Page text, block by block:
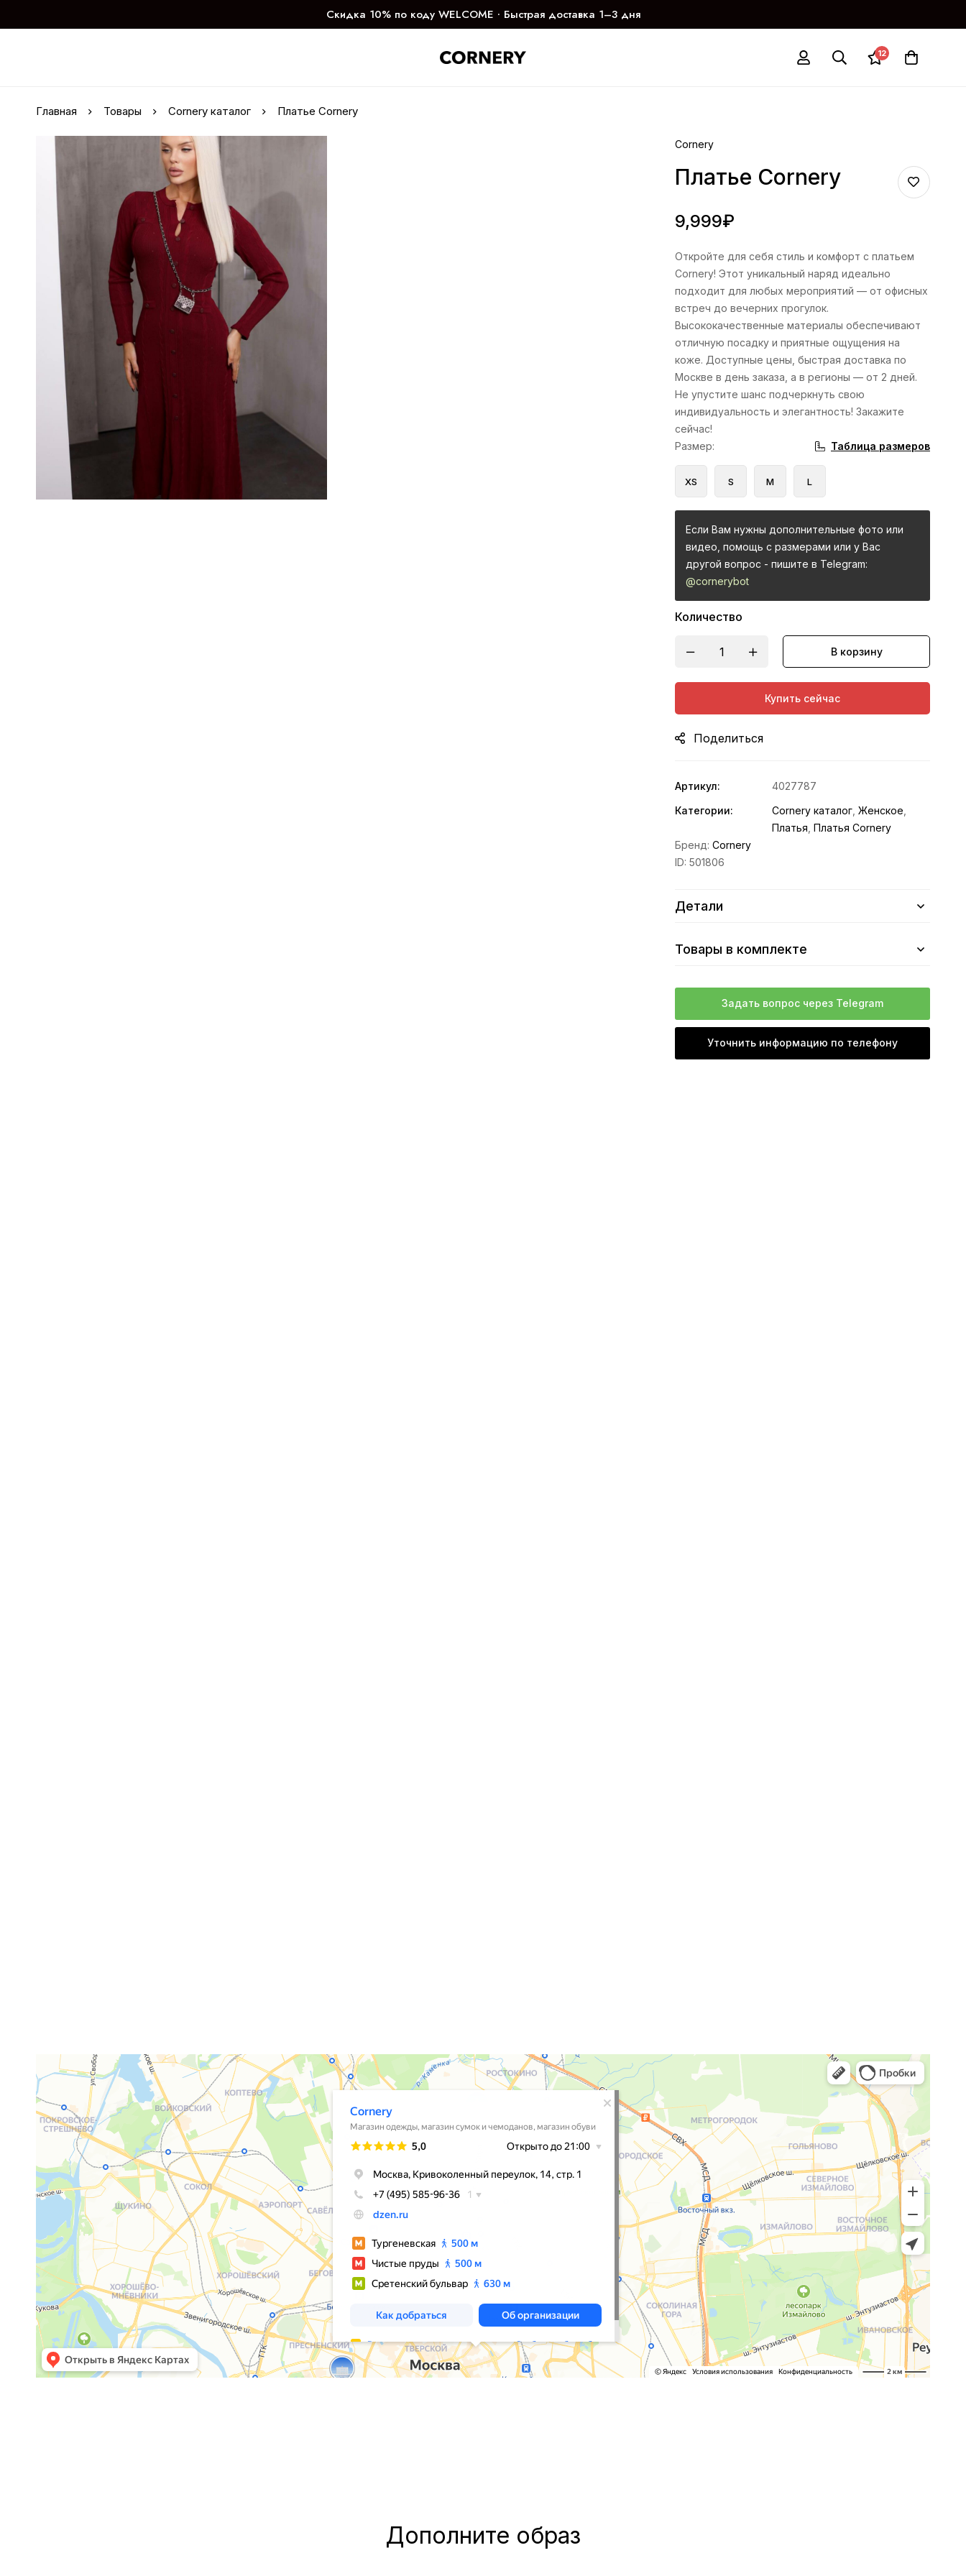
Скидка 10% по коду WELCOME ∙ Быстрая доставка 1–3 дня
12
Главная Товары Cornery каталог Платье Cornery
Cornery
Платье Cornery
9,999₽
Откройте для себя стиль и комфорт с платьем
Cornery! Этот уникальный наряд идеально
подходит для любых мероприятий — от офисных
встреч до вечерних прогулок.
Высококачественные материалы обеспечивают
отличную посадку и приятные ощущения на
коже. Доступные цены, быстрая доставка по
Москве в день заказа, а в регионы — от 2 дней.
Не упустите шанс подчеркнуть свою
индивидуальность и элегантность! Закажите
сейчас!
Размер: Таблица размеров
XS S M L
Если Вам нужны дополнительные фото или
видео, помощь с размерами или у Вас
другой вопрос - пишите в Telegram:
@cornerybot
Количество
В корзину
Купить сейчас
Поделиться
Артикул:
4027787
Категории:
Cornery каталог ,Женское
Платья ,Платья Cornery
Бренд:Cornery
ID:501806
Детали
Товары в комплекте
Задать вопрос через Telegram
Уточнить информацию по телефону
Дополните образ